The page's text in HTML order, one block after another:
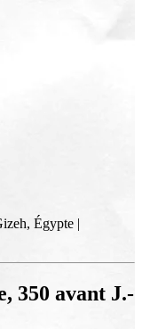
Égypte |
350 avant J.-